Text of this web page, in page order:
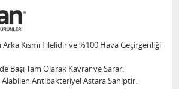
Kısmı Filelidir ve %100 Hava Geçirgenliği
Başı Tam Olarak Kavrar ve Sarar.
Alabilen Antibakteriyel Astara Sahiptir.